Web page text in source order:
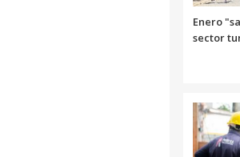
Enero
sector